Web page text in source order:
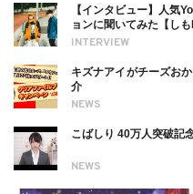
INTERVIEW
【インタビュー】人気
ョンに聞いてみた【しも
NEWS
キズナアイがチーズお
介
NEWS
こばしり 40万人突破記